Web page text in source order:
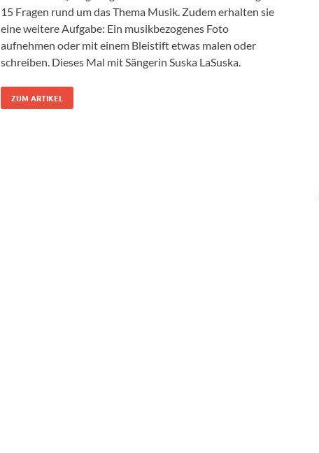
15 Fragen rund um das Thema Musik. Zudem erhalten sie
eine weitere Aufgabe: Ein musikbezogenes Foto
aufnehmen oder mit einem Bleistift etwas malen oder
schreiben. Dieses Mal mit Sängerin Suska LaSuska.
ZUM ARTIKEL